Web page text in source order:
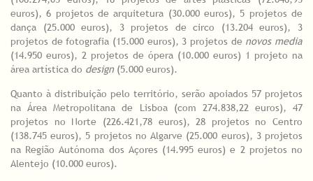
euros), 6 projetos de arquitetura (30.000 euros), 5 projetos de
dança (25.000 euros), 3 projetos de circo (13.204 euros), 3
projetos de fotografia (15.000 euros), 3 projetos de novos media
(14.950 euros), 2 projetos de ópera (10.000 euros) 1 projeto na
área artística do design (5.000 euros).
Quanto à distribuição pelo território, serão apoiados 57 projetos
na Área Metropolitana de Lisboa (com 274.838,22 euros), 47
projetos no Norte (226.421,78 euros), 28 projetos no Centro
(138.745 euros), 5 projetos no Algarve (25.000 euros), 3 projetos
na Região Autónoma dos Açores (14.995 euros) e 2 projetos no
Alentejo (10.000 euros).